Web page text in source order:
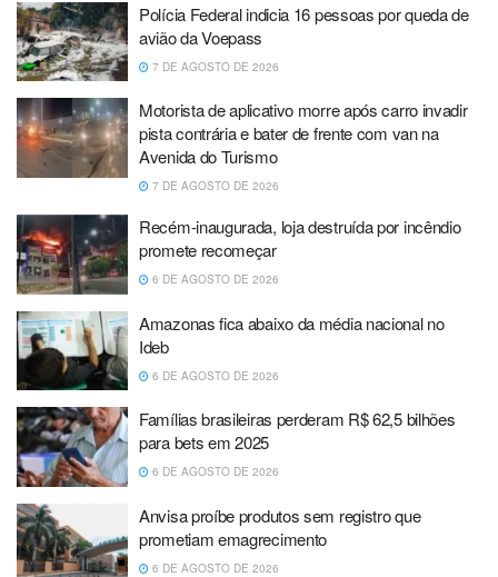
Polícia Federal indicia 16 pessoas por queda de
avião da Voepass
7 DE AGOSTO DE 2026
Motorista de aplicativo morre após carro invadir
pista contrária e bater de frente com van na
Avenida do Turismo
7 DE AGOSTO DE 2026
Recém-inaugurada, loja destruída por incêndio
promete recomeçar
6 DE AGOSTO DE 2026
Amazonas fica abaixo da média nacional no
Ideb
6 DE AGOSTO DE 2026
Famílias brasileiras perderam R$ 62,5 bilhões
para bets em 2025
6 DE AGOSTO DE 2026
Anvisa proíbe produtos sem registro que
prometiam emagrecimento
6 DE AGOSTO DE 2026